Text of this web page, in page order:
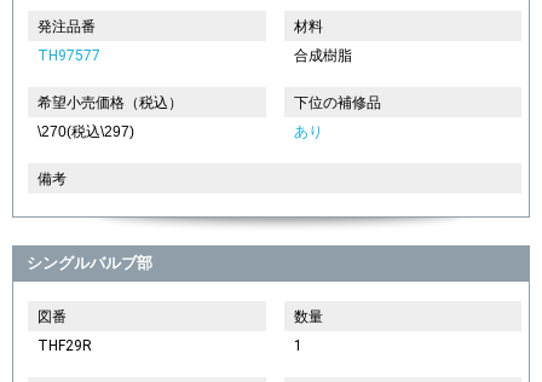
発注品番
TH97577
材料
合成樹脂
希望小売価格（税込）
\270(税込\297)
下位の補修品
あり
備考
シングルバルブ部
図番
THF29R
数量
1